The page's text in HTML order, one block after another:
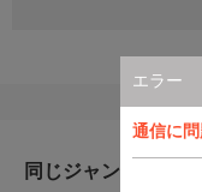
エラー
通信に
同じジャンルのおす